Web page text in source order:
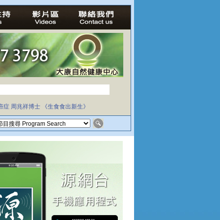
症 周兆祥博士 《生食食出新生》